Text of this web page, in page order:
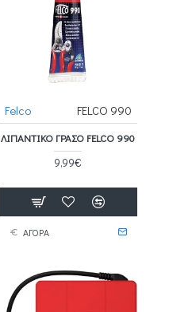
Felco FELCO 990
ΛΙΠΑΝΤΙΚΌ ΓΡΆΣΟ FELCO 990
9,99€
ΑΓΟΡΑ